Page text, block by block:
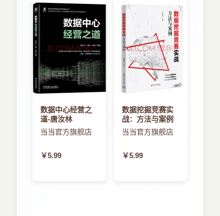
App Store创赢艺术--Apple开发的赚钱机密
第7章 创作免费和免费增值应用
7.1 应用收入术语
7.1.1 微交易
7.1.2 可下载内容(DLC)
7.1.3 免费应用
7.1.4 免费增值应用
7.1.5 应用内购
7.1.6 免费试玩应用(F2P)
7.1.8 长尾策略
7.2 收入模式背后的商业动机
7.2.1 免费应用的考量
7.2.3 轻量级应用的考量
的开发人员或发行商来说——就是如何才能保证自
己的应用能在竞争中脱颖而出，大赚一笔！可以将
这本书看作一本便利指南，帮助你寻找这个问题的
答案。
就算没念过哈佛大学的MBA，这本书也一样适
合你——实际上，这和你的学位一点关系都没有。
虽然本书中有着丰富的统计数据和数学曲线，但全
都做了浅显易懂的解释。商业模型无非就是定价、
营销，为应用在所处环境中找到合适的位置，每个
员、发行商还是企业家，只要想尝试iOS开发，都
数据中心经营之
道-唐汝林
当当官方旗舰店
￥5.99
数据挖掘竞赛实
战：方法与案例
当当官方旗舰店
￥5.99